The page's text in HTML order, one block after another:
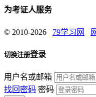
为考证人服务
© 2010-2026 79学习网
切换注册登录
用户名或邮箱
找回密码 密码